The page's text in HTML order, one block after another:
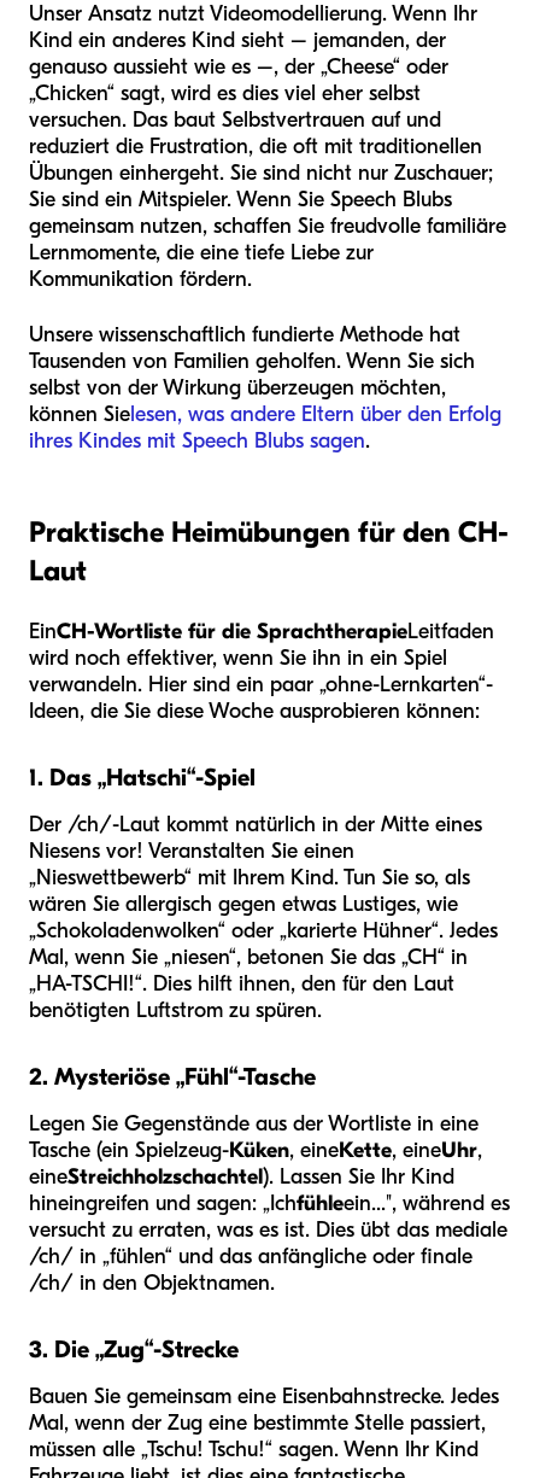
Unser Ansatz nutzt Videomodellierung. Wenn Ihr
Kind ein anderes Kind sieht – jemanden, der
genauso aussieht wie es –, der „Cheese“ oder
„Chicken“ sagt, wird es dies viel eher selbst
versuchen. Das baut Selbstvertrauen auf und
reduziert die Frustration, die oft mit traditionellen
Übungen einhergeht. Sie sind nicht nur Zuschauer;
Sie sind ein Mitspieler. Wenn Sie Speech Blubs
gemeinsam nutzen, schaffen Sie freudvolle familiäre
Lernmomente, die eine tiefe Liebe zur
Kommunikation fördern.
Unsere wissenschaftlich fundierte Methode hat
Tausenden von Familien geholfen. Wenn Sie sich
selbst von der Wirkung überzeugen möchten,
können Sielesen, was andere Eltern über den Erfolg
ihres Kindes mit Speech Blubs sagen.
Praktische Heimübungen für den CH-
Laut
EinCH-Wortliste für die SprachtherapieLeitfaden
wird noch effektiver, wenn Sie ihn in ein Spiel
verwandeln. Hier sind ein paar „ohne-Lernkarten“-
Ideen, die Sie diese Woche ausprobieren können:
1. Das „Hatschi“-Spiel
Der /ch/-Laut kommt natürlich in der Mitte eines
Niesens vor! Veranstalten Sie einen
„Nieswettbewerb“ mit Ihrem Kind. Tun Sie so, als
wären Sie allergisch gegen etwas Lustiges, wie
„Schokoladenwolken“ oder „karierte Hühner“. Jedes
Mal, wenn Sie „niesen“, betonen Sie das „CH“ in
„HA-TSCHI!“. Dies hilft ihnen, den für den Laut
benötigten Luftstrom zu spüren.
2. Mysteriöse „Fühl“-Tasche
Legen Sie Gegenstände aus der Wortliste in eine
Tasche (ein Spielzeug-Küken, eineKette, eineUhr,
eineStreichholzschachtel). Lassen Sie Ihr Kind
hineingreifen und sagen: „Ichfühleein...", während es
versucht zu erraten, was es ist. Dies übt das mediale
/ch/ in „fühlen“ und das anfängliche oder finale
/ch/ in den Objektnamen.
3. Die „Zug“-Strecke
Bauen Sie gemeinsam eine Eisenbahnstrecke. Jedes
Mal, wenn der Zug eine bestimmte Stelle passiert,
müssen alle „Tschu! Tschu!“ sagen. Wenn Ihr Kind